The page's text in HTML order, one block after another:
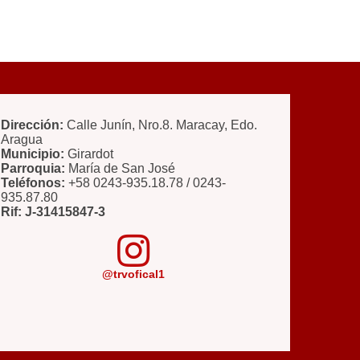
Dirección: Calle Junín, Nro.8. Maracay, Edo.
Aragua
Municipio: Girardot
Parroquia: María de San José
Teléfonos: +58 0243-935.18.78 / 0243-
935.87.80
Rif: J-31415847-3
@trvofical1